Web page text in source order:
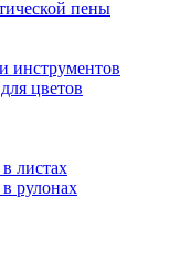
пены
инструментов
цветов
листах
рулонах